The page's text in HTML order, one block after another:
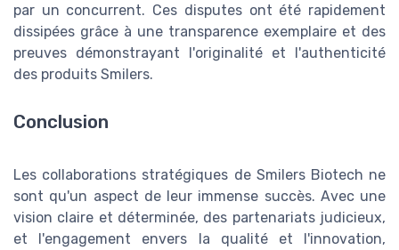
par un concurrent. Ces disputes ont été rapidement
dissipées grâce à une transparence exemplaire et des
preuves démonstrayant l'originalité et l'authenticité
des produits Smilers.
Conclusion
Les collaborations stratégiques de Smilers Biotech ne
sont qu'un aspect de leur immense succès. Avec une
vision claire et déterminée, des partenariats judicieux,
et l'engagement envers la qualité et l'innovation,